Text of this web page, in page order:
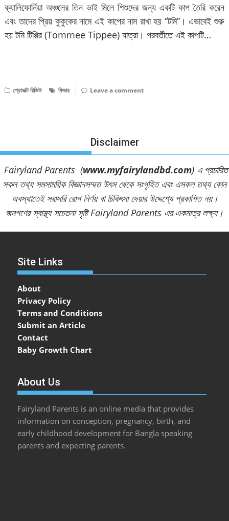
ক্যালিফোর্নিয়া অঞ্চলের তিন ভাই মিলে শিশুদের জন্য একটি কাপ তৈরি করেন
এবং তাদের প্রিয় কুকুকের নামে এই কাপের নাম রাখা হয় “টমি”। এভাবেই শুরু
হয় টমি টিপ্পির (Tommee Tippee) যাত্রা। পরবর্তীতে এই কাপটি…
প্রোডাক্ট রিভিউ ফিডার Leave a comment
Disclaimer
Fairyland Parents (www.myfairylandbd.com) এ প্রচারিত
সকল তথ্য সমসাময়িক বিজ্ঞানসম্মত উৎস থেকে সংগৃহিত এবং এসকল তথ্য কোন
অবস্থাতেই সরাসরি রোগ নির্ণয় বা চিকিৎসা দেয়ার উদ্দেশ্যে প্রকাশিত নয়।
জনগণের স্বাস্থ্য সচেতনা সৃষ্টি Fairyland Parents এর একমাত্র লক্ষ্য।
Site Links
About
Privacy Policy
Terms and Conditions
Submit an Article
Contact
Baby Growth Chart
About Us
Fairyland Parents is an online media that provides
information on conception, pregnancy, birth, and
early childhood development for Bangla speaking
parents and expecting parents.